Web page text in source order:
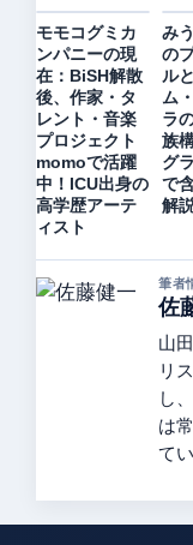
モモコグミカ
ンパニーの現
在：BiSH解散
後、作家・タ
レント・音楽
プロジェクト
momoで活躍
中！ICU出身の
高学歴アーテ
ィスト
み
の
ル
ム
ラ
族
グ
で
解
筆者
佐
山
リ
し
は
て